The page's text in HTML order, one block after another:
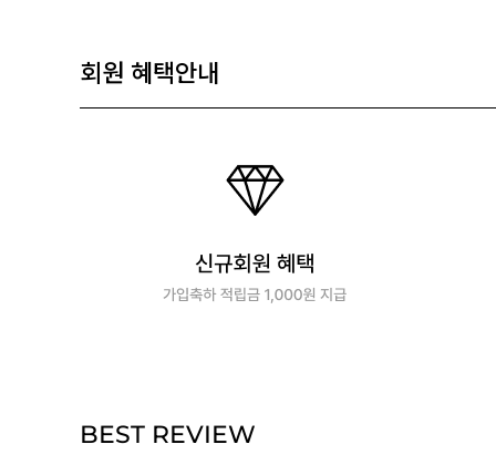
회원 혜택안내
BEST REVIEW